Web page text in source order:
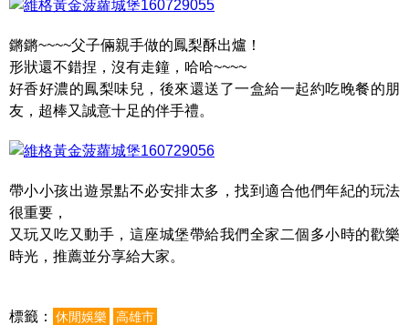
鏘鏘~~~~父子倆親手做的鳳梨酥出爐！
形狀還不錯捏，沒有走鐘，哈哈~~~~
好香好濃的鳳梨味兒，後來還送了一盒給一起約吃晚餐的朋
友，超棒又誠意十足的伴手禮。
帶小小孩出遊景點不必安排太多，找到適合他們年紀的玩法
很重要，
又玩又吃又動手，這座城堡帶給我們全家二個多小時的歡樂
時光，推薦並分享給大家。
標籤： 休閒娛樂 高雄市